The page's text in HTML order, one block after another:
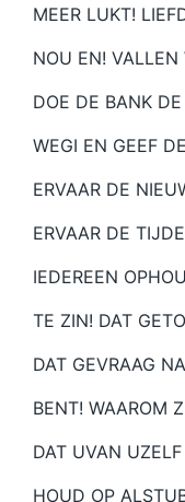
MEER LUKT!
NOU EN! VALLEN
DOE DE BANK
WEGI EN GEEF
ERVAAR DE
ERVAAR DE
IEDEREEN
TE ZIN! DAT
DAT GEVRAAG
BENT! WAAROM
DAT UVAN
HOUD OP